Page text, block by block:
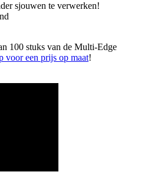
sjouwen te verwerken!
100 stuks van de Multi-Edge
voor een prijs op maat!